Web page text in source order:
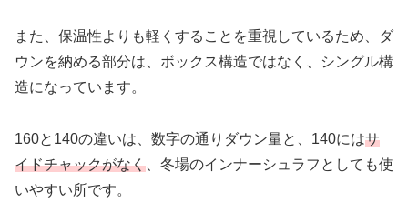
また、保温性よりも軽くすることを重視しているため、ダ
ウンを納める部分は、ボックス構造ではなく、シングル構
造になっています。
160と140の違いは、数字の通りダウン量と、140にはサ
イドチャックがなく 、冬場のインナーシュラフとしても使
いやすい所です。